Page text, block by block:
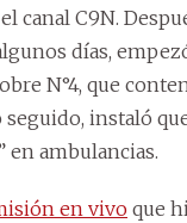
canal C9N.
días,
N°4, que
instaló
en ambulancias.
en vivoque